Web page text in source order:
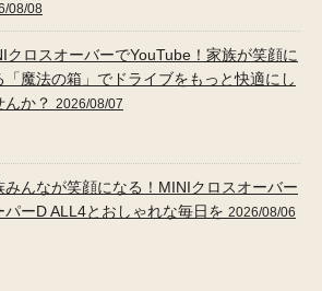
08/08
クロスオーバーでYouTube！家族が笑顔に
「魔法の箱」でドライブをもっと快適にし
んか？ 2026/08/07
みんなが笑顔になる！MINIクロスオーバー
パーD ALL4とおしゃれな毎日を 2026/08/06